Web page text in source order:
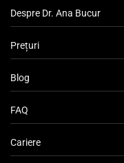
Despre Dr. Ana Bucur
Prețuri
Blog
FAQ
Cariere